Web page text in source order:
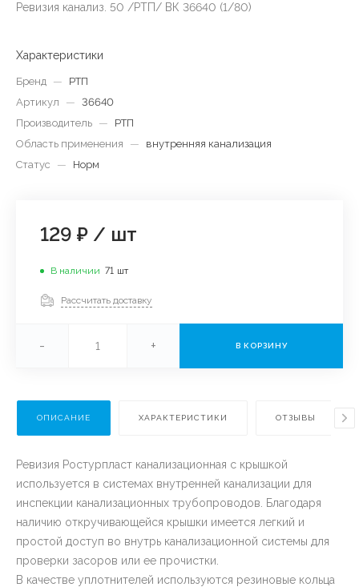
Ревизия канализ. 50 /РТП/ ВК 36640 (1/80)
Характеристики
Бренд —
РТП
Артикул
— 36640
Производитель —
РТП
Область применения
—
внутренняя канализация
Статус
— Норм
129 ₽ / шт
В наличии 71 шт
Рассчитать доставку
- + В КОРЗИНУ
ОПИСАНИЕ ХАРАКТЕРИСТИКИ ОТЗЫВЫ
Ревизия Ростурпласт канализационная с крышкой
используется в системах внутренней канализации для
инспекции канализационных трубопроводов. Благодаря
наличию откручивающейся крышки имеется легкий и
простой доступ во внутрь канализационной системы для
проверки засоров или ее прочистки.
В качестве уплотнителей используются резиновые кольца